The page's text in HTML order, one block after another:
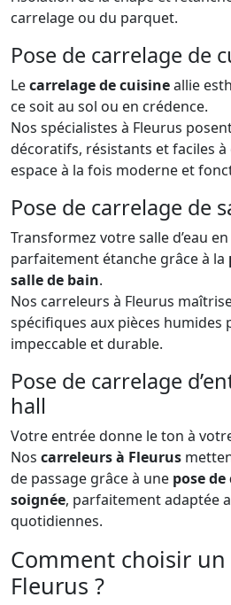
carrelage ou du parquet.
Pose de carrelage de
Lecarrelage de cuisineallie
ce soit au sol ou en crédence.
Nos spécialistes à Fleurus
décoratifs, résistants et faciles
espace à la fois moderne et
Pose de carrelage de
Transformez votre salle d’eau
parfaitement étanche grâce à la
salle de bain.
Nos carreleurs à Fleurus
spécifiques aux pièces humides
impeccable et durable.
Pose de carrelage
hall
Votre entrée donne le ton à
Nos carreleurs à Fleurus
de passage grâce à une pose
soignée, parfaitement adaptée
quotidiennes.
Comment choisir
Fleurus ?